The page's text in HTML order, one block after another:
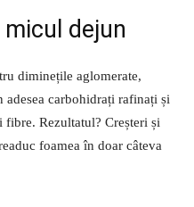
dejun
diminețile aglomerate,
carbohidrați rafinați și
fibre. Rezultatul? Creșteri și
foamea în doar câteva